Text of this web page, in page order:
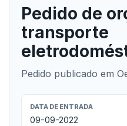
Pedido de
transporte
Pedido publicado em
DATA DE ENTRADA
09-09-2022
Como Funciona?
Testemunhos